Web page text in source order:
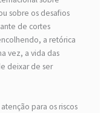
sobre os desafios
de cortes
a retórica
vez, a vida das
deixar de ser
para os riscos